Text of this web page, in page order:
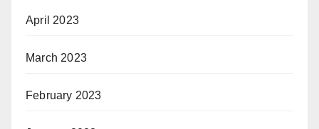
April 2023
March 2023
February 2023